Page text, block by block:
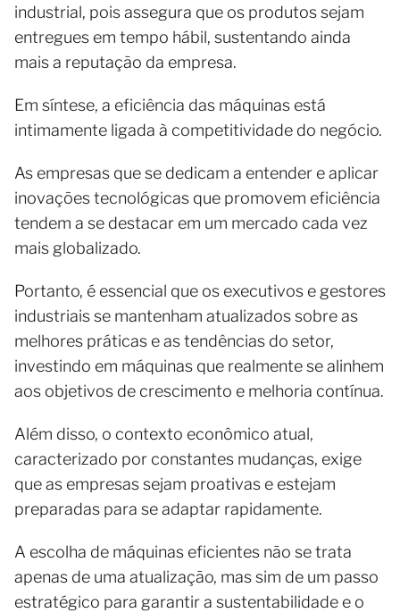
industrial, pois assegura que os produtos sejam
entregues em tempo hábil, sustentando ainda
mais a reputação da empresa.
Em síntese, a eficiência das máquinas está
intimamente ligada à competitividade do negócio.
As empresas que se dedicam a entender e aplicar
inovações tecnológicas que promovem eficiência
tendem a se destacar em um mercado cada vez
mais globalizado.
Portanto, é essencial que os executivos e gestores
industriais se mantenham atualizados sobre as
melhores práticas e as tendências do setor,
investindo em máquinas que realmente se alinhem
aos objetivos de crescimento e melhoria contínua.
Além disso, o contexto econômico atual,
caracterizado por constantes mudanças, exige
que as empresas sejam proativas e estejam
preparadas para se adaptar rapidamente.
A escolha de máquinas eficientes não se trata
apenas de uma atualização, mas sim de um passo
estratégico para garantir a sustentabilidade e o